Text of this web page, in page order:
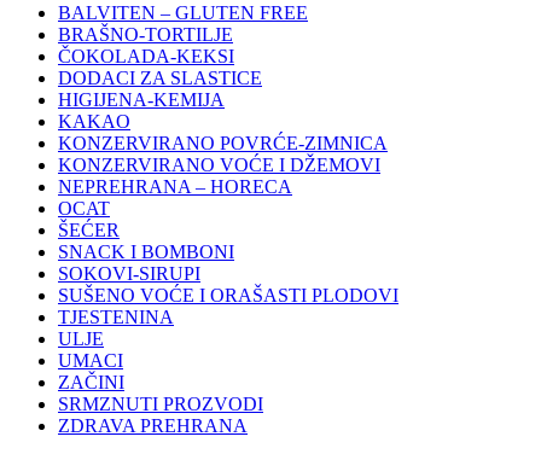
BALVITEN – GLUTEN FREE
BRAŠNO-TORTILJE
ČOKOLADA-KEKSI
DODACI ZA SLASTICE
HIGIJENA-KEMIJA
KAKAO
KONZERVIRANO POVRĆE-ZIMNICA
KONZERVIRANO VOĆE I DŽEMOVI
NEPREHRANA – HORECA
OCAT
ŠEĆER
SNACK I BOMBONI
SOKOVI-SIRUPI
SUŠENO VOĆE I ORAŠASTI PLODOVI
TJESTENINA
ULJE
UMACI
ZAČINI
SRMZNUTI PROZVODI
ZDRAVA PREHRANA